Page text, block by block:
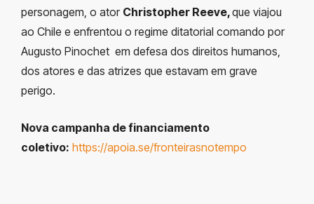
personagem, o ator Christopher Reeve,que viajou
ao Chile e enfrentou o regime ditatorial comando por
Augusto Pinochet em defesa dos direitos humanos,
dos atores e das atrizes que estavam em grave
perigo.
Nova campanha de financiamento
coletivo: https://apoia.se/fronteirasnotempo